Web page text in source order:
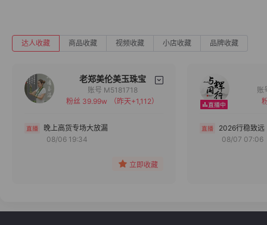
达人收藏 商品收藏 视频收藏 小店收藏 品牌收藏
老郑美伦美玉珠宝
备注
分组
账号 M5181718
粉丝 39.99w
（昨天+1,112）
晚上高货专场大放漏
08/06 19:34
立即收藏
2026行稳致远
08/07 07:06